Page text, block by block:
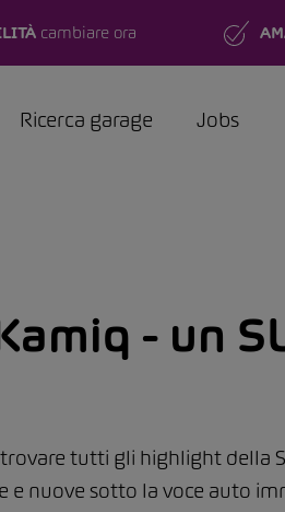
cambiare ora
Ricerca garage Jobs
- un
tutti gli highlight della
e nuove sotto la voce auto